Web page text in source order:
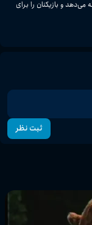
تیم‌ها، حالت‌های بازی و تجربه واقعی فوتبال در نسخه ۲۰۲۶ ارائه می‌دهد و بازیکنان را برای
ثبت نظر